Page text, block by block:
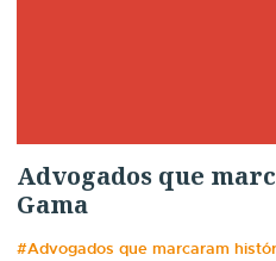
Advogados que
Gama
#Advogados que marcaram